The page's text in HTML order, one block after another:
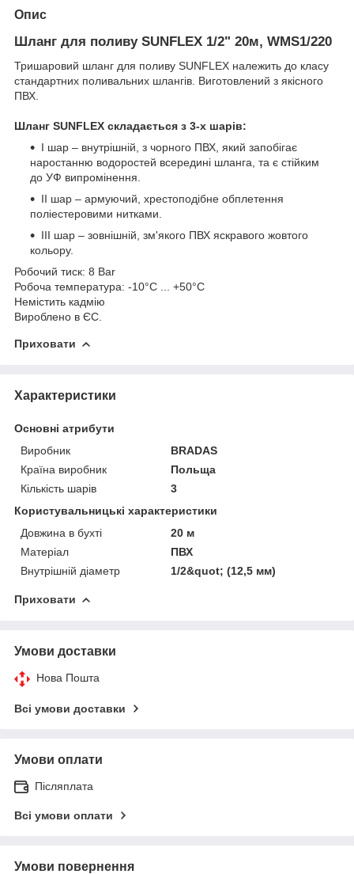
Опис
Шланг для поливу SUNFLEX 1/2" 20м, WMS1/220
Тришаровий шланг для поливу SUNFLEX належить до класу
стандартних поливальних шлангів. Виготовлений з якісного
ПВХ.
Шланг SUNFLEX складається з 3-х шарів:
I шар – внутрішній, з чорного ПВХ, який запобігає
наростанню водоростей всередині шланга, та є стійким
до УФ випромінення.
II шар – армуючий, хрестоподібне обплетення
поліестеровими нитками.
III шар – зовнішній, зм'якого ПВХ яскравого жовтого
кольору.
Робочий тиск: 8 Bar
Робоча температура: -10°С ... +50°С
Немістить кадмію
Вироблено в ЄС.
Приховати
Характеристики
Основні атрибути
Виробник
BRADAS
Країна виробник
Польща
Кількість шарів
3
Користувальницькі характеристики
Довжина в бухті
20 м
Матеріал
ПВХ
Внутрішній діаметр
1/2&quot; (12,5 мм)
Приховати
Умови доставки
Нова Пошта
Всі умови доставки
Умови оплати
Післяплата
Всі умови оплати
Умови повернення